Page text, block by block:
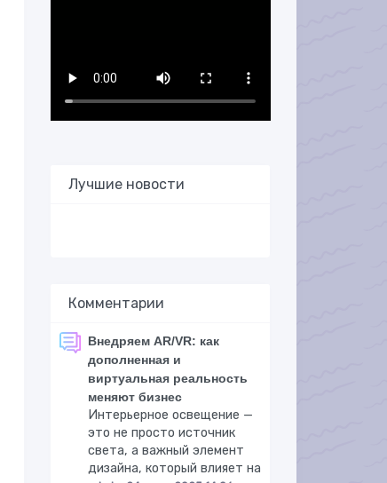
Лучшие новости
Комментарии
Внедряем AR/VR: как
дополненная и
виртуальная реальность
меняют бизнес
Интерьерное освещение —
это не просто источник
света, а важный элемент
дизайна, который влияет на